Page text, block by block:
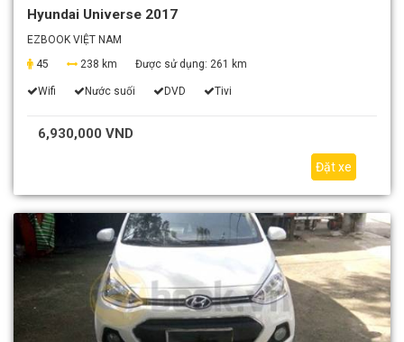
Hyundai Universe 2017
EZBOOK VIỆT NAM
45
238 km Được sử dụng: 261 km
Wifi Nước suối DVD Tivi
6,930,000 VND
Đặt xe